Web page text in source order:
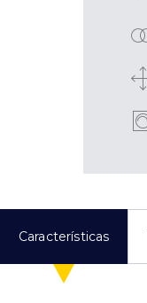
Características